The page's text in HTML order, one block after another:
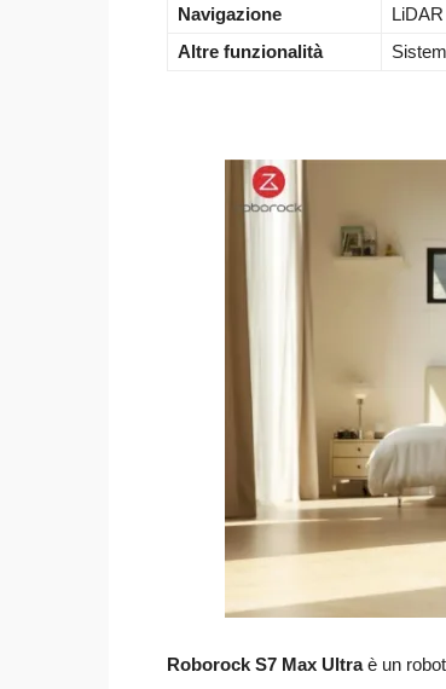
Navigazione
LiDAR
Altre funzionalità
Roborock S7 Max Ultraè un